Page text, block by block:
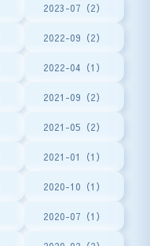
2023-07（2）
2022-09（2）
2022-04（1）
2021-09（2）
2021-05（2）
2021-01（1）
2020-10（1）
2020-07（1）